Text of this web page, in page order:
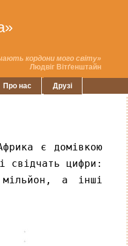
кордони мого світу»
Людвіг Вітґенштайн
Про нас Друзі
є домівкою
свідчать цифри:
а інші